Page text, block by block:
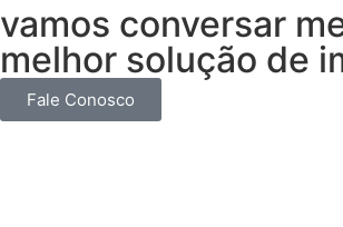
vamos conversar
melhor solução de
Fale Conosco